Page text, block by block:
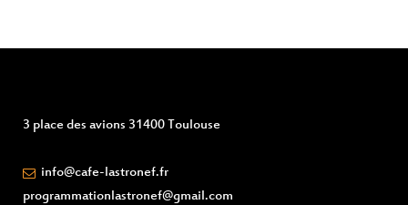
3 place des avions 31400 Toulouse
info@cafe-lastronef.fr
programmationlastronef@gmail.com